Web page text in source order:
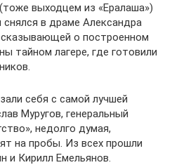
выходцем из «Ералаша»)
в драме Александра
о построенном
тайном лагере, где готовили
себя с самой лучшей
Муругов, генеральный
недолго думая,
на пробы. Из всех прошли
и Кирилл Емельянов.